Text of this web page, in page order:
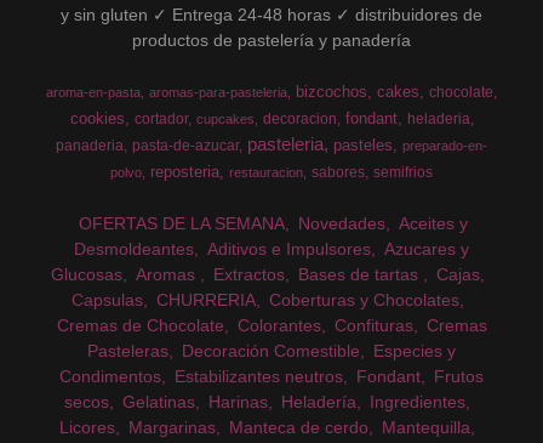
y sin gluten ✓ Entrega 24-48 horas ✓ distribuidores de
productos de pastelería y panadería
aroma-en-pasta aromas-para-pasteleria bizcochos cakes chocolate
cookies cortador cupcakes decoracion fondant
heladeria
panaderia pasta-de-azucar pasteleria pasteles
preparado-en-
polvo
reposteria restauracion sabores semifrios
OFERTAS DE LA SEMANA Novedades
Aceites y
Desmoldeantes
Aditivos e Impulsores
Azucares y
Glucosas
Aromas Extractos Bases de tartas
Cajas
Capsulas
CHURRERIA
Coberturas y Chocolates
Cremas de Chocolate
Colorantes Confituras
Cremas
Pasteleras
Decoración Comestible
Especies y
Condimentos
Estabilizantes neutros Fondant
Frutos
secos
Gelatinas Harinas Heladería
Ingredientes
Licores
Margarinas Manteca de cerdo
Mantequilla